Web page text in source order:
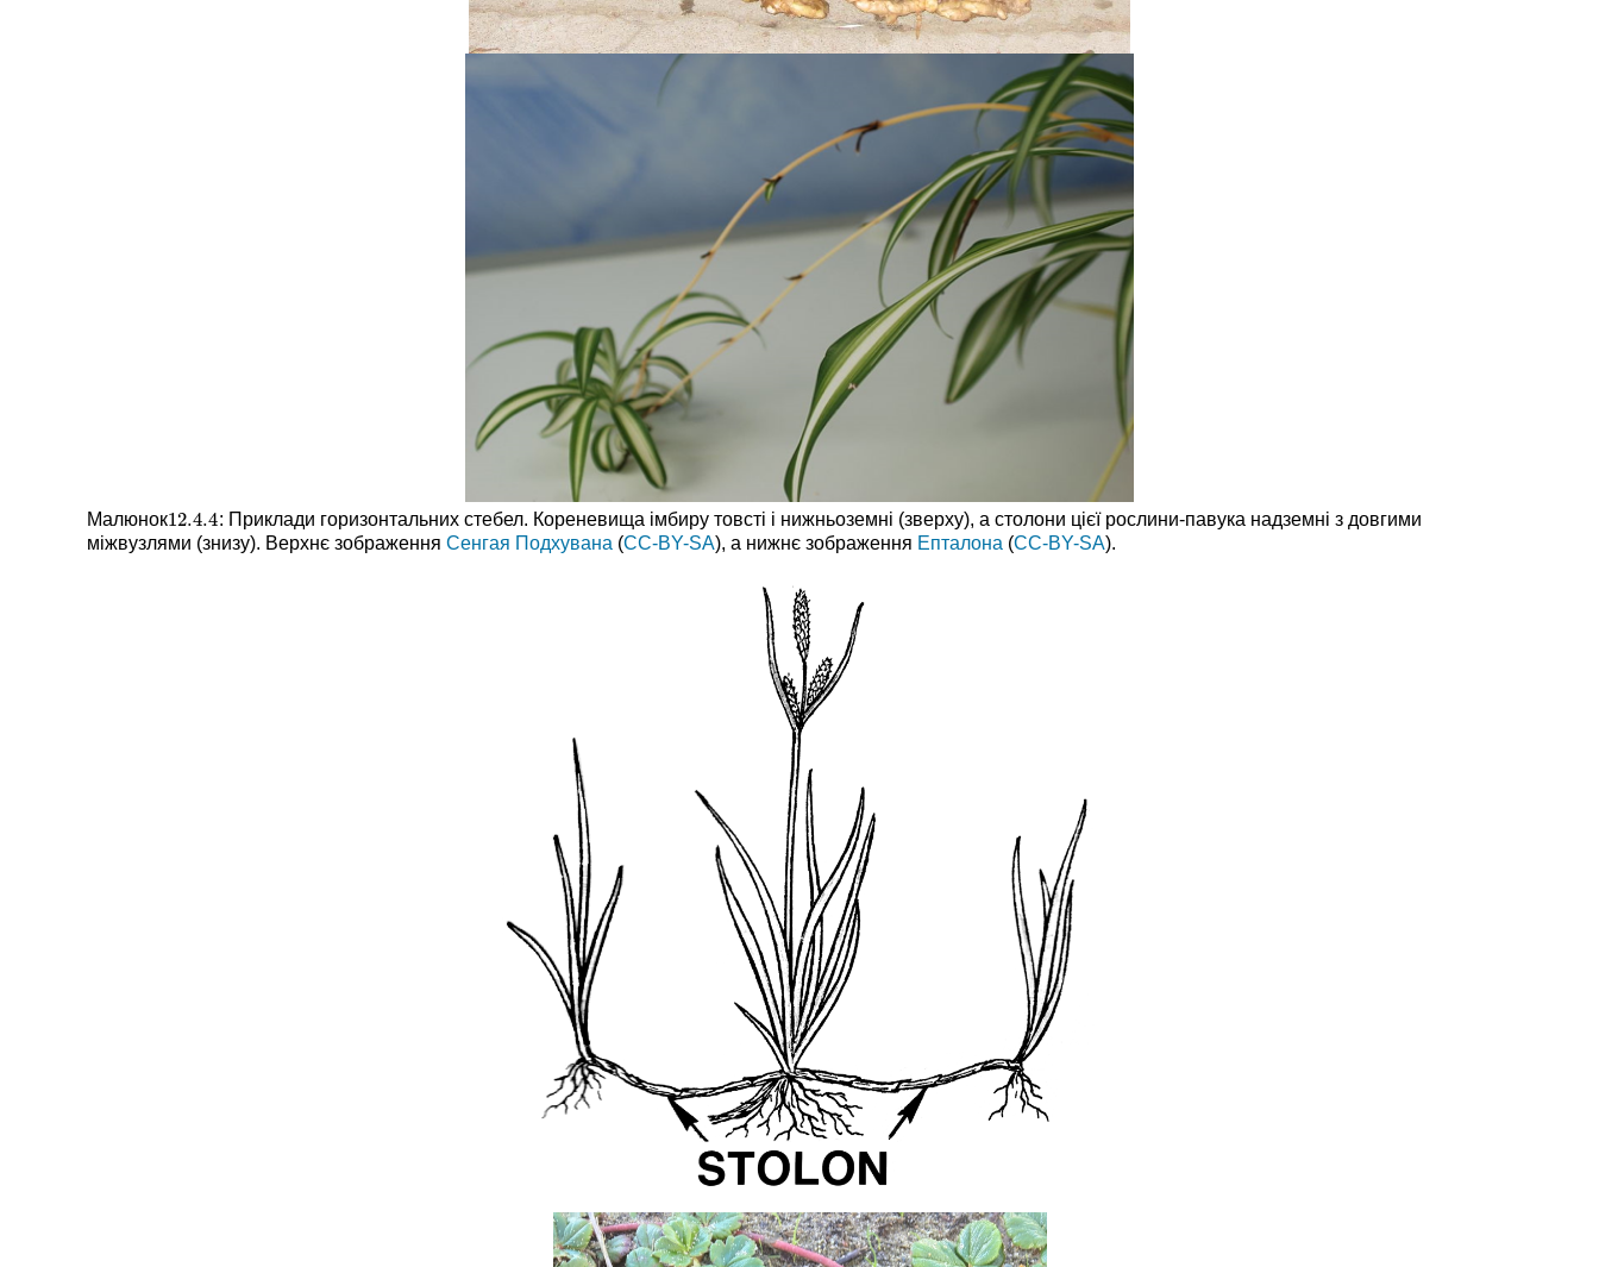
Малюнок12.4.4
12.4.4: Приклади горизонтальних стебел. Кореневища імбиру товсті і нижньоземні (зверху), а столони цієї рослини-павука надземні з довгими
міжвузлями (знизу). Верхнє зображенняСенгая Подхувана (CC-BY-SA), а нижнє зображення Епталона (CC-BY-SA).